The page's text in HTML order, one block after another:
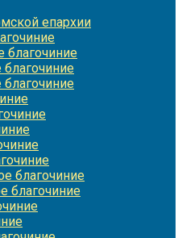
епархии
благочиние
благочиние
благочиние
благочиние